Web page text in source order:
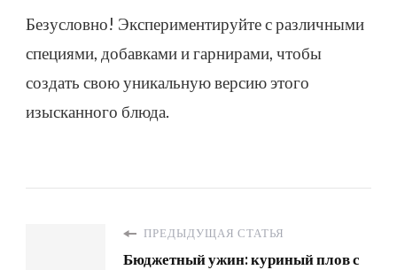
Безусловно! Экспериментируйте с различными
специями, добавками и гарнирами, чтобы
создать свою уникальную версию этого
изысканного блюда.
ПРЕДЫДУЩАЯ СТАТЬЯ
Бюджетный ужин: куриный плов с